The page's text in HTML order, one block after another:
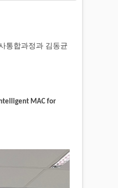
통합과정과 김동균
MAC for